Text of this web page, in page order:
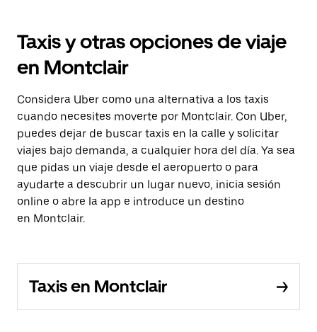
Taxis y otras opciones de viaje
en Montclair
Considera Uber como una alternativa a los taxis
cuando necesites moverte por Montclair. Con Uber,
puedes dejar de buscar taxis en la calle y solicitar
viajes bajo demanda, a cualquier hora del día. Ya sea
que pidas un viaje desde el aeropuerto o para
ayudarte a descubrir un lugar nuevo, inicia sesión
online o abre la app e introduce un destino
en Montclair.
Taxis en Montclair